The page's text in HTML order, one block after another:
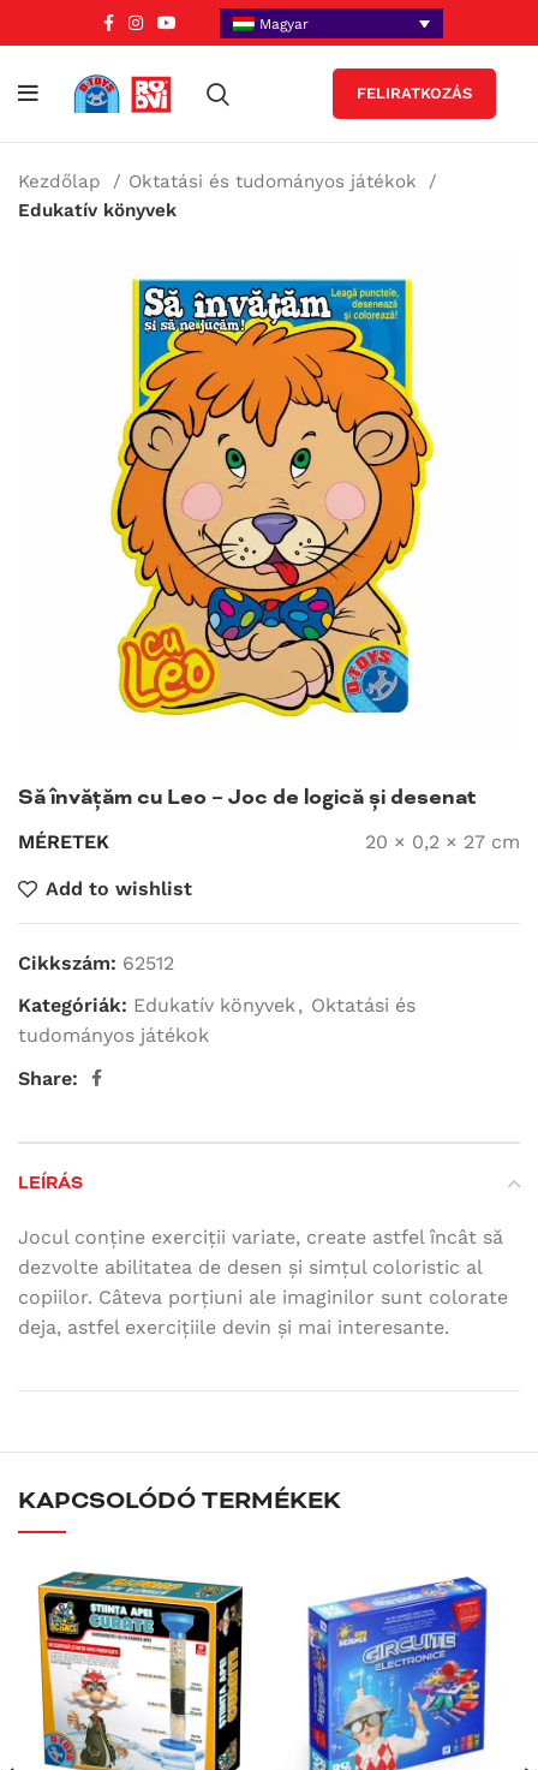
Magyar
FELIRATKOZÁS
Kezdőlap
Oktatási és tudományos játékok
Edukatív könyvek
Să învățăm cu Leo – Joc de logică și desenat
MÉRETEK 20 × 0,2 × 27 cm
Add to wishlist
Cikkszám: 62512
Kategóriák: Edukatív könyvek, Oktatási és
tudományos játékok
Share:
LEÍRÁS
Jocul conține exerciții variate, create astfel încât să
dezvolte abilitatea de desen și simțul coloristic al
copiilor. Câteva porțiuni ale imaginilor sunt colorate
deja, astfel exercițiile devin și mai interesante.
KAPCSOLÓDÓ TERMÉKEK